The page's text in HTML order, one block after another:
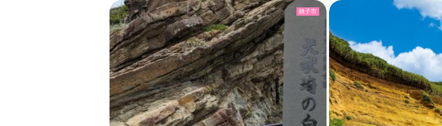
銚子市